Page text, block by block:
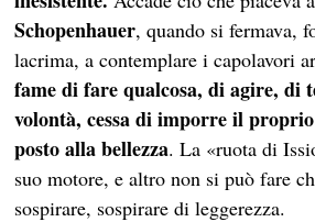
Schopenhauer, quando si fermava,
lacrima, a contemplare i capolavori
fame di fare qualcosa, di agire, di
volontà, cessa di imporre il
posto alla bellezza. La «ruota di
suo motore, e altro non si può fare
sospirare, sospirare di leggerezza.